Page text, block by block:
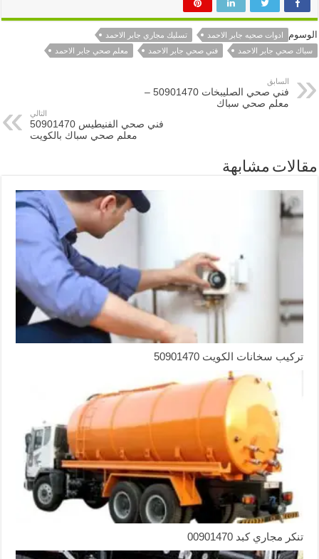
الوسوم ادوات صحيه جابر الاحمد
تسليك مجاري جابر الاحمد
سباك صحي جابر الاحمد
فني صحي جابر الاحمد معلم صحي جابر الاحمد
السابق
فني صحي الصليبخات 50901470 –
معلم صحي سباك
التالي
فني صحي الفنيطيس 50901470
معلم صحي سباك بالكويت
مقالات مشابهة
تركيب سخانات الكويت 50901470
تنكر مجاري كبد 00901470